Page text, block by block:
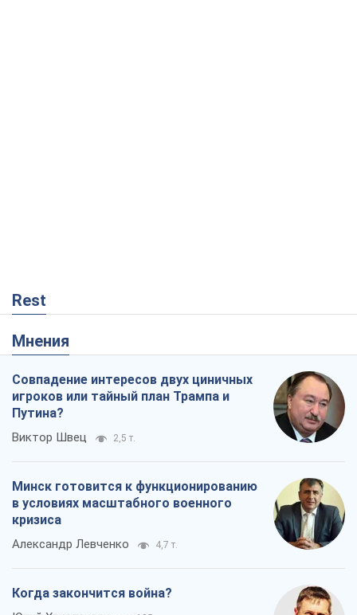
Rest
Мнения
Совпадение интересов двух циничных
игроков или тайный план Трампа и
Путина?
Виктор Швец 2,5 т.
Минск готовится к функционированию
в условиях масштабного военного
кризиса
Александр Левченко 4,7 т.
Когда закончится война?